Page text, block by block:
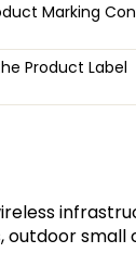
Marking
Product Label